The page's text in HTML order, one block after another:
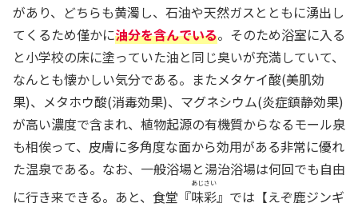
があり、どちらも黄濁し、石油や天然ガスとともに湧出し
てくるため僅かに油分を含んでいる。そのため浴室に入る
と小学校の床に塗っていた油と同じ臭いが充満していて、
なんとも懐かしい気分である。またメタケイ酸(美肌効
果)、メタホウ酸(消毒効果)、マグネシウム(炎症鎮静効果)
が高い濃度で含まれ、植物起源の有機質からなるモール泉
も相俟って、皮膚に多角度な面から効用がある非常に優れ
た温泉である。なお、一般浴場と湯治浴場は何回でも自由
に行き来できる。あと、食堂『味彩
あじさい
』では【えぞ鹿ジンギ